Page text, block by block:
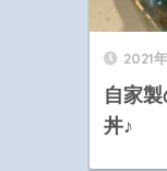
2021
自家
丼♪